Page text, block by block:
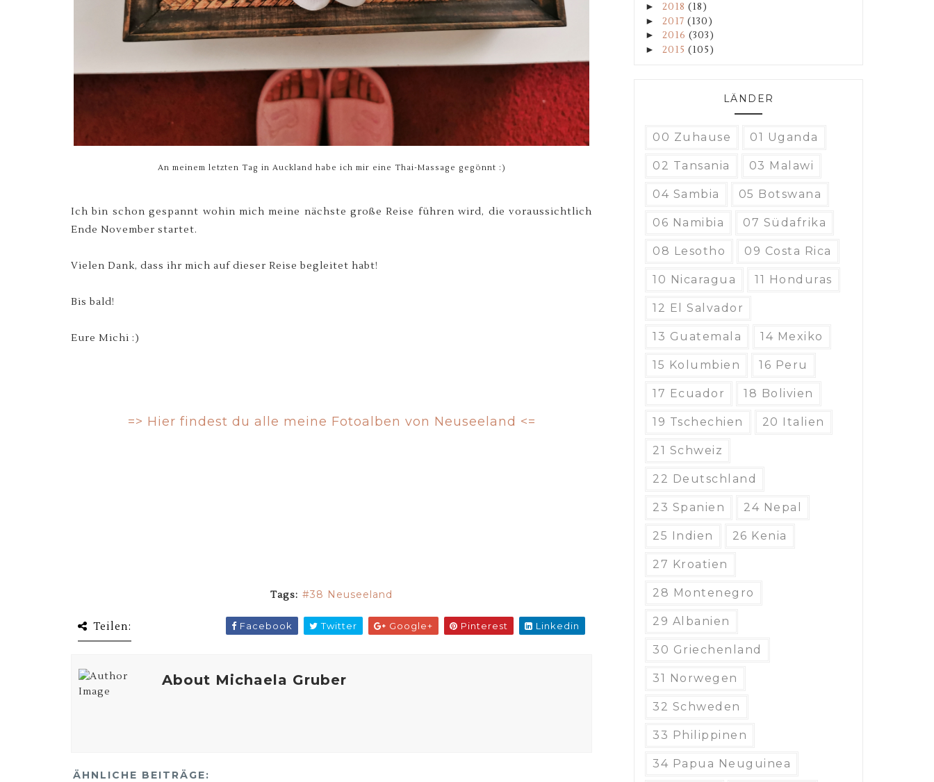
An meinem letzten Tag in Auckland habe ich mir eine Thai-Massage gegönnt :)
Ich bin schon gespannt wohin mich meine nächste große Reise führen wird, die voraussichtlich
Ende November startet.
Vielen Dank, dass ihr mich auf dieser Reise begleitet habt!
Bis bald!
Eure Michi :)
=> Hier findest du alle meine Fotoalben von Neuseeland <=
Tags: 38 Neuseeland
Teilen: Facebook Twitter Google+ Pinterest Linkedin
About Michaela Gruber
ÄHNLICHE BEITRÄGE:
► 2018 (18)
► 2017 (130)
► 2016 (303)
► 2015 (105)
LÄNDER
00 Zuhause 01 Uganda
02 Tansania 03 Malawi
04 Sambia 05 Botswana
06 Namibia 07 Südafrika
08 Lesotho 09 Costa Rica
10 Nicaragua 11 Honduras
12 El Salvador
13 Guatemala 14 Mexiko
15 Kolumbien 16 Peru
17 Ecuador 18 Bolivien
19 Tschechien 20 Italien
21 Schweiz
22 Deutschland
23 Spanien 24 Nepal
25 Indien 26 Kenia
27 Kroatien
28 Montenegro
29 Albanien
30 Griechenland
31 Norwegen
32 Schweden
33 Philippinen
34 Papua Neuguinea